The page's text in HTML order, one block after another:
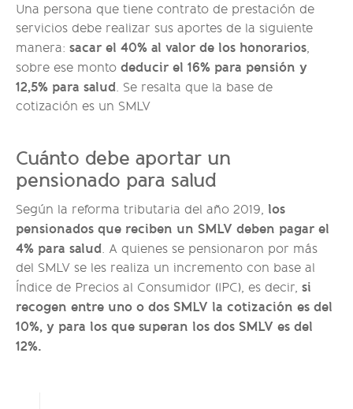
Una persona que tiene contrato de prestación de
servicios debe realizar sus aportes de la siguiente
manera: sacar el 40% al valor de los honorarios,
sobre ese monto deducir el 16% para pensión y
12,5% para salud. Se resalta que la base de
cotización es un SMLV
Cuánto debe aportar un
pensionado para salud
Según la reforma tributaria del año 2019, los
pensionados que reciben un SMLV deben pagar el
4% para salud. A quienes se pensionaron por más
del SMLV se les realiza un incremento con base al
Índice de Precios al Consumidor (IPC), es decir, si
recogen entre uno o dos SMLV la cotización es del
10%, y para los que superan los dos SMLV es del
12%.